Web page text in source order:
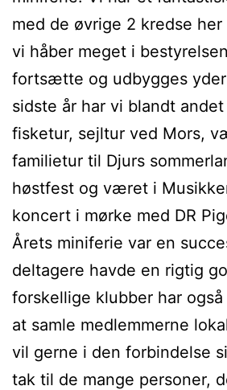
med de øvrige 2 kredse
vi håber meget i
fortsætte og udbygges
sidste år har vi blandt
fisketur, sejltur ved Mors,
familietur til Djurs
høstfest og været i
koncert i mørke med DR
Årets miniferie var en
deltagere havde en rigtig
forskellige klubber har
at samle medlemmerne
vil gerne i den forbindelse
tak til de mange personer,